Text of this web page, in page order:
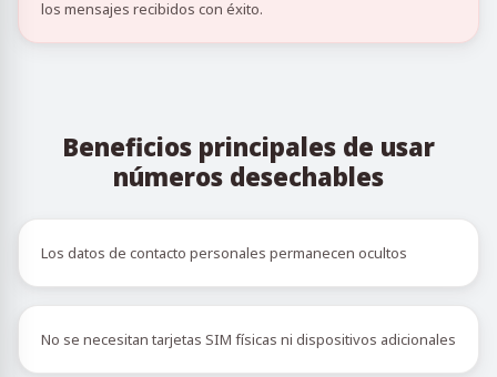
los mensajes recibidos con éxito.
Beneficios principales de usar
números desechables
Los datos de contacto personales permanecen ocultos
No se necesitan tarjetas SIM físicas ni dispositivos adicionales